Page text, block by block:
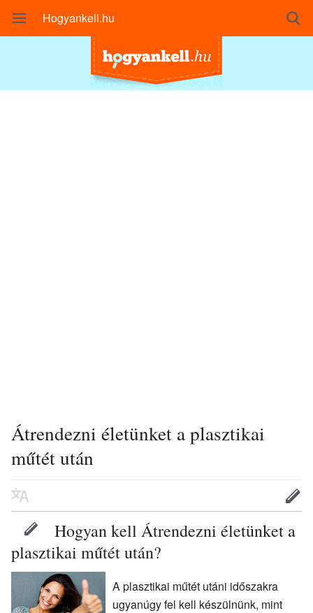
Hogyankell.hu
Átrendezni életünket a plasztikai
műtét után
Hogyan kell Átrendezni életünket a
plasztikai műtét után?
A plasztikai műtét utáni időszakra
ugyanúgy fel kell készülnünk, mint